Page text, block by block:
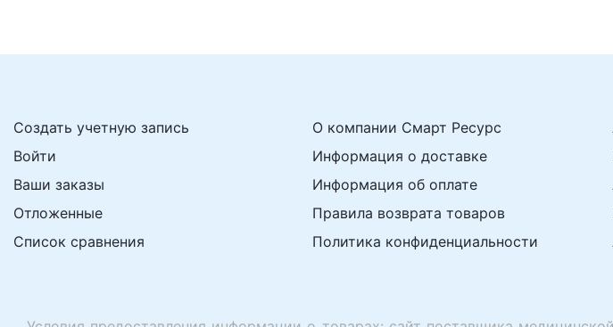
Создать учетную запись
Войти
Ваши заказы
Отложенные
Список сравнения
О компании Смарт Ресурс
Информация о доставке
Информация об оплате
Правила возврата товаров
Политика конфиденциальности